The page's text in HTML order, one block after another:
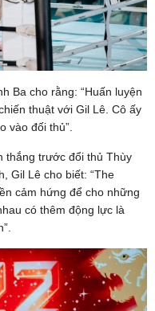
Ba cho rằng: “Huấn luyện
thuật với Gil Lê. Cô ấy
vào đối thủ”.
thắng trước đổi thủ Thùy
Gil Lê cho biết: “The
cảm hứng để cho những
có thêm động lực là